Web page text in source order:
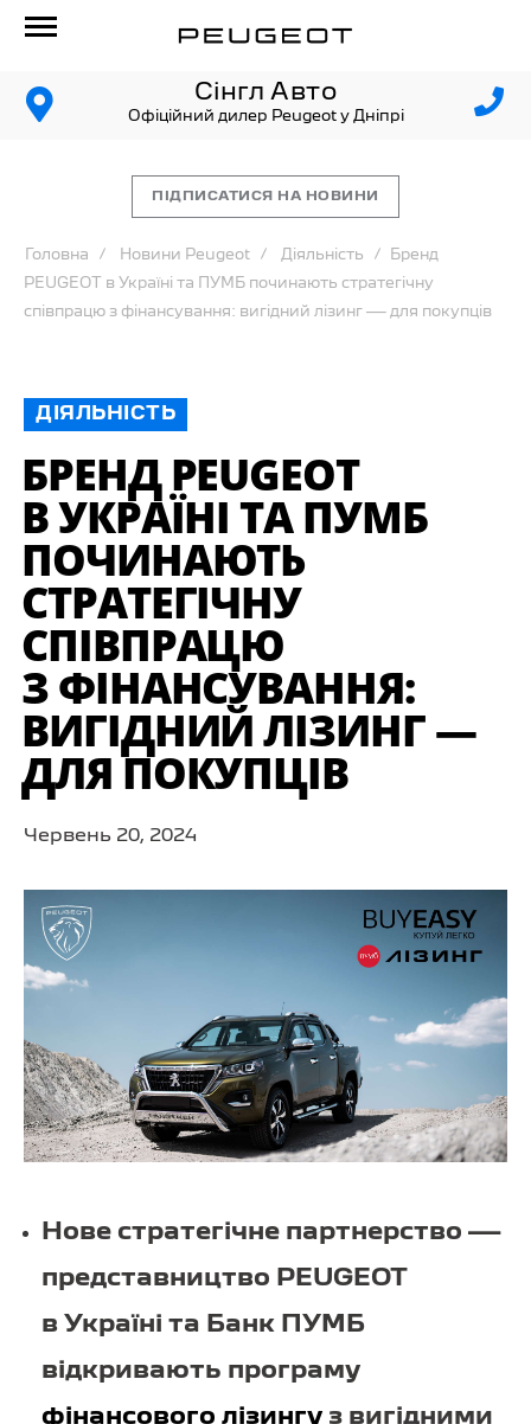
Сінгл Авто
Офіційний дилер Peugeot у Дніпрі
ПІДПИСАТИСЯ НА НОВИНИ
Головна Новини Peugeot Діяльність Бренд
PEUGEOT в Україні та ПУМБ починають стратегічну
співпрацю з фінансування: вигідний лізинг — для покупців
ДІЯЛЬНІСТЬ
БРЕНД PEUGEOT
В УКРАЇНІ ТА ПУМБ
ПОЧИНАЮТЬ
СТРАТЕГІЧНУ
СПІВПРАЦЮ
З ФІНАНСУВАННЯ:
ВИГІДНИЙ ЛІЗИНГ —
ДЛЯ ПОКУПЦІВ
Червень 20, 2024
Нове стратегічне партнерство —
представництво PEUGEOT
в Україні та Банк ПУМБ
відкривають програму
фінансового лізингу з вигідними